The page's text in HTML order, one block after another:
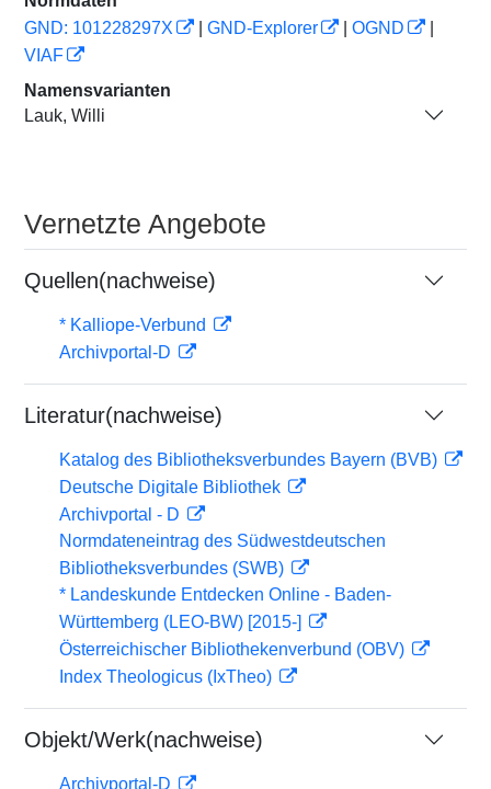
GND: 101228297X
GND-Explorer OGND
VIAF
Namensvarianten
Lauk, Willi
Vernetzte Angebote
Quellen(nachweise)
* Kalliope-Verbund
Archivportal-D
Literatur(nachweise)
Katalog des Bibliotheksverbundes Bayern (BVB)
Deutsche Digitale Bibliothek
Archivportal - D
Normdateneintrag des Südwestdeutschen
Bibliotheksverbundes (SWB)
* Landeskunde Entdecken Online - Baden-
Württemberg (LEO-BW) [2015-]
Österreichischer Bibliothekenverbund (OBV)
Index Theologicus (IxTheo)
Objekt/Werk(nachweise)
Archivportal-D